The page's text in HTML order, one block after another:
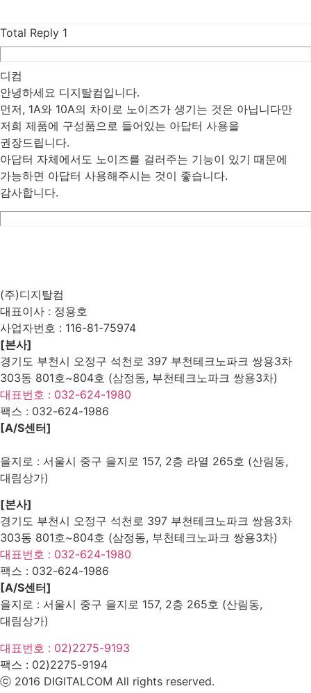
Total Reply 1
디컴
안녕하세요 디지탈컴입니다.
먼저, 1A와 10A의 차이로 노이즈가 생기는 것은 아닙니다만
저희 제품에 구성품으로 들어있는 아답터 사용을
권장드립니다.
아답터 자체에서도 노이즈를 걸러주는 기능이 있기 때문에
가능하면 아답터 사용해주시는 것이 좋습니다.
감사합니다.
(주)디지탈컴
대표이사 : 정용호
사업자번호 : 116-81-75974
[본사]
경기도 부천시 오정구 석천로 397 부천테크노파크 쌍용3차
303동 801호~804호 (삼정동, 부천테크노파크 쌍용3차)
대표번호 : 032-624-1980
팩스 : 032-624-1986
[A/S센터]
을지로 : 서울시 중구 을지로 157, 2층 라열 265호 (산림동,
대림상가)
[본사]
경기도 부천시 오정구 석천로 397 부천테크노파크 쌍용3차
303동 801호~804호 (삼정동, 부천테크노파크 쌍용3차)
대표번호 : 032-624-1980
팩스 : 032-624-1986
[A/S센터]
을지로 : 서울시 중구 을지로 157, 2층 265호 (산림동,
대림상가)
대표번호 : 02)2275-9193
팩스 : 02)2275-9194​
ⓒ 2016 DIGITALCOM All rights reserved.